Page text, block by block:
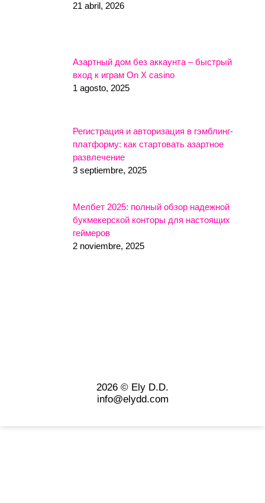
21 abril, 2026
Азартный дом без аккаунта – быстрый
вход к играм On X casino
1 agosto, 2025
Регистрация и авторизация в гэмблинг-
платформу: как стартовать азартное
развлечение
3 septiembre, 2025
Мелбет 2025: полный обзор надежной
букмекерской конторы для настоящих
геймеров
2 noviembre, 2025
2026 © Ely D.D.
info@elydd.com